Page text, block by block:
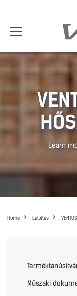
Learn
Home Letöltés
Műszaki